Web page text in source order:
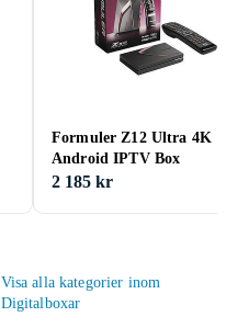
Formuler Z12 Ultra 4K
Android IPTV Box
2 185 kr
Visa alla kategorier inom
Digitalboxar